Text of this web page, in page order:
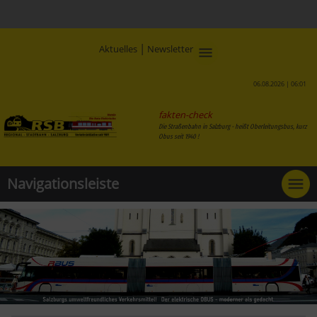
Aktuelles | Newsletter
06.08.2026 | 06:01
fakten-check
Die Straßenbahn in Salzburg - heißt Oberleitungsbus, kurz
Obus seit 1940 !
Navigationsleiste